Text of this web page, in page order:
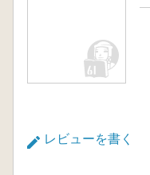
レビューを書く